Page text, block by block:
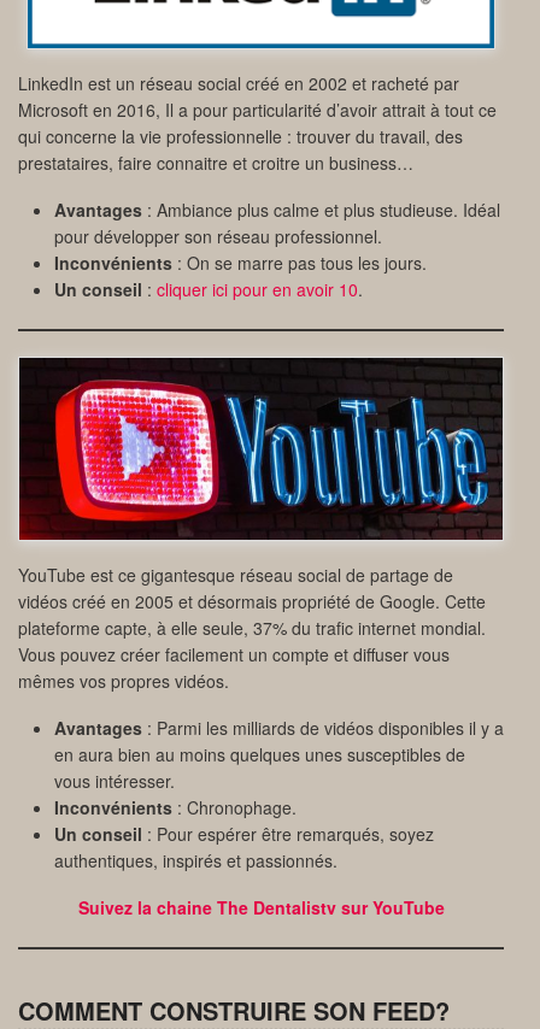
LinkedIn est un réseau social créé en 2002 et racheté par
Microsoft en 2016, Il a pour particularité d’avoir attrait à tout ce
qui concerne la vie professionnelle : trouver du travail, des
prestataires, faire connaitre et croitre un business…
Avantages : Ambiance plus calme et plus studieuse. Idéal
pour développer son réseau professionnel.
Inconvénients : On se marre pas tous les jours.
Un conseil : cliquer ici pour en avoir 10.
YouTube est ce gigantesque réseau social de partage de
vidéos créé en 2005 et désormais propriété de Google. Cette
plateforme capte, à elle seule, 37% du trafic internet mondial.
Vous pouvez créer facilement un compte et diffuser vous
mêmes vos propres vidéos.
Avantages : Parmi les milliards de vidéos disponibles il y a
en aura bien au moins quelques unes susceptibles de
vous intéresser.
Inconvénients : Chronophage.
Un conseil : Pour espérer être remarqués, soyez
authentiques, inspirés et passionnés.
Suivez la chaine The Dentalistv sur YouTube
COMMENT CONSTRUIRE SON FEED?